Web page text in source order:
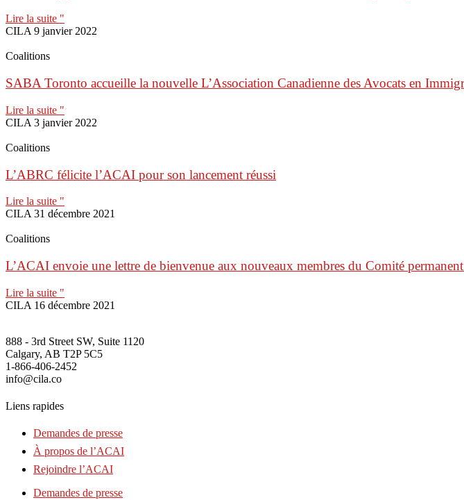
Lire la suite "
CILA9 janvier 2022
Coalitions
SABA Toronto accueille la nouvelle L’Association Canadienne des Avocats en
Lire la suite "
CILA 3 janvier 2022
Coalitions
L’ABRC félicite l’ACAI pour son lancement réussi
Lire la suite "
CILA 31 décembre 2021
Coalitions
L’ACAI envoie une lettre de bienvenue aux nouveaux membres du Comité
Lire la suite "
CILA 16 décembre 2021
888 - 3rd Street SW, Suite 1120
Calgary, AB T2P 5C5
1-866-406-2452
info@cila.co
Liens rapides
Demandes de presse
À propos de l’ACAI
Rejoindre l’ACAI
Demandes de presse